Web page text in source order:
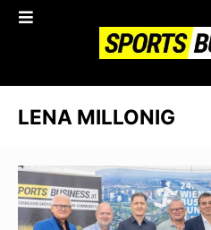
LENA MILLONIG